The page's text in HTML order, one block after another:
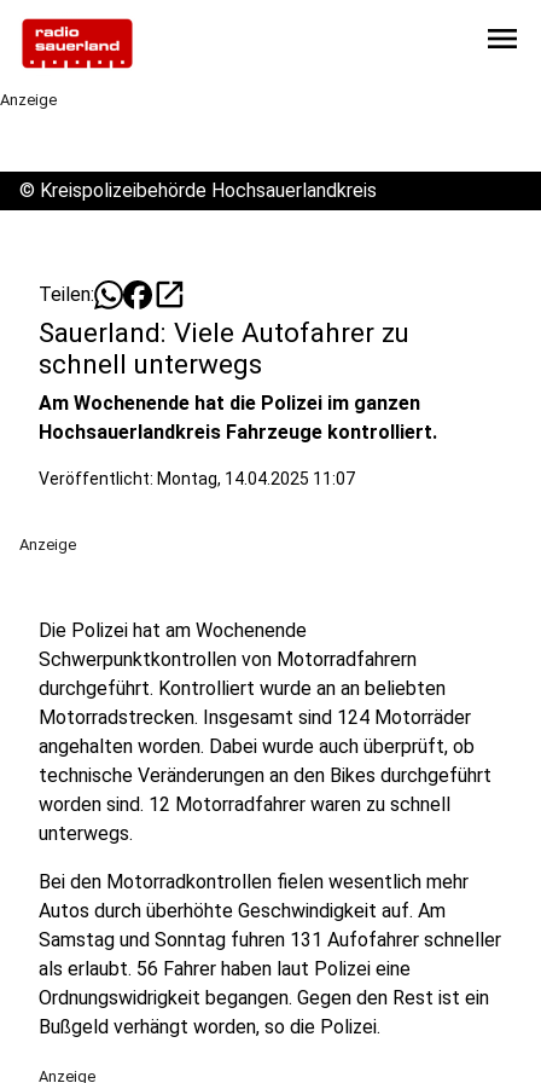
menu
Anzeige
© Kreispolizeibehörde Hochsauerlandkreis
Teilen: open_in_new
Sauerland: Viele Autofahrer zu
schnell unterwegs
Am Wochenende hat die Polizei im ganzen
Hochsauerlandkreis Fahrzeuge kontrolliert.
Veröffentlicht: Montag, 14.04.2025 11:07
Anzeige
Die Polizei hat am Wochenende
Schwerpunktkontrollen von Motorradfahrern
durchgeführt. Kontrolliert wurde an an beliebten
Motorradstrecken. Insgesamt sind 124 Motorräder
angehalten worden. Dabei wurde auch überprüft, ob
technische Veränderungen an den Bikes durchgeführt
worden sind. 12 Motorradfahrer waren zu schnell
unterwegs.
Bei den Motorradkontrollen fielen wesentlich mehr
Autos durch überhöhte Geschwindigkeit auf. Am
Samstag und Sonntag fuhren 131 Aufofahrer schneller
als erlaubt. 56 Fahrer haben laut Polizei eine
Ordnungswidrigkeit begangen. Gegen den Rest ist ein
Bußgeld verhängt worden, so die Polizei.
Anzeige